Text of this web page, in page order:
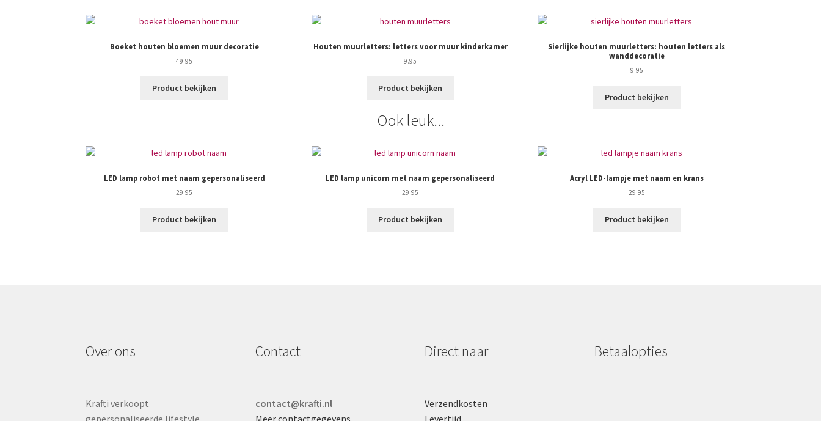
Boeket houten bloemen muur decoratie
49.95
Product bekijken
Houten muurletters: letters voor muur kinderkamer
9.95
Product bekijken
Sierlijke houten muurletters: houten letters als
wanddecoratie
9.95
Product bekijken
Ook leuk...
LED lamp robot met naam gepersonaliseerd
29.95
Product bekijken
LED lamp unicorn met naam gepersonaliseerd
29.95
Product bekijken
Acryl LED-lampje met naam en krans
29.95
Product bekijken
Over ons
Krafti verkoopt
gepersonaliseerde lifestyle
Contact
contact@krafti.nl
Meer contactgegevens
Direct naar
Verzendkosten
Levertijd
Betaalopties